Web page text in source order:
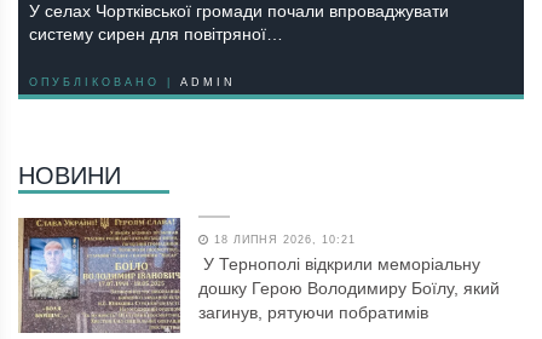
У селах Чортківської громади почали впроваджувати
систему сирен для повітряної…
ОПУБЛІКОВАНО | ADMIN
НОВИНИ
18 ЛИПНЯ 2026, 10:21
У Тернополі відкрили меморіальну
дошку Герою Володимиру Боїлу, який
загинув, рятуючи побратимів